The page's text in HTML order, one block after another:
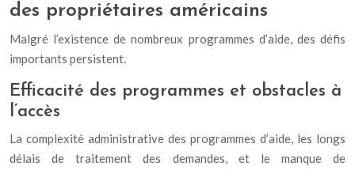
des propriétaires américains
Malgré l’existence de nombreux programmes d’aide, des défis
importants persistent.
Efficacité des programmes et obstacles à
l’accès
La complexité administrative des programmes d’aide, les longs
délais de traitement des demandes, et le manque de